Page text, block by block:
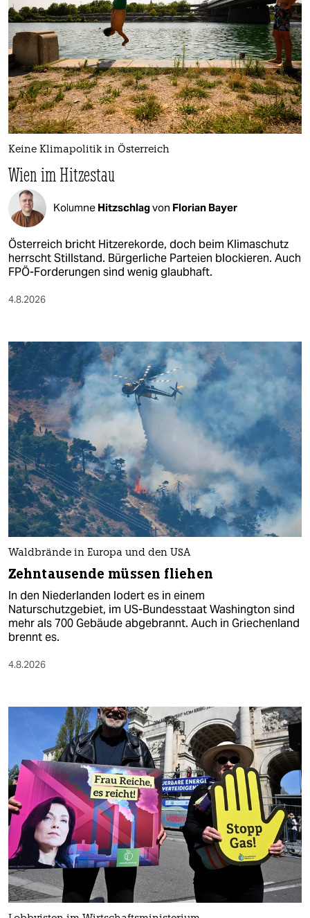
Keine Klimapolitik in Österreich
Wien im Hitzestau
Kolumne Hitzschlagvon Florian Bayer
Österreich bricht Hitzerekorde, doch beim Klimaschutz
herrscht Stillstand. Bürgerliche Parteien blockieren. Auch
FPÖ-Forderungen sind wenig glaubhaft.
4.8.2026
Waldbrände in Europa und den USA
Zehntausende müssen fliehen
In den Niederlanden lodert es in einem
Naturschutzgebiet, im US-Bundesstaat Washington sind
mehr als 700 Gebäude abgebrannt. Auch in Griechenland
brennt es.
4.8.2026